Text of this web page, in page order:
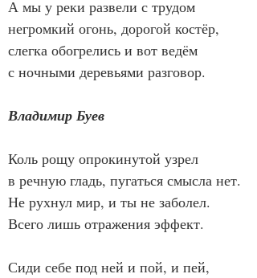
А мы у реки развели с трудом
негромкий огонь, дорогой костёр,
слегка обогрелись и вот ведём
с ночными деревьями разговор.
Владимир Буев
Коль рощу опрокинутой узрел
в речную гладь, пугаться смысла нет.
Не рухнул мир, и ты не заболел.
Всего лишь отражения эффект.
Сиди себе под ней и пой, и пей,